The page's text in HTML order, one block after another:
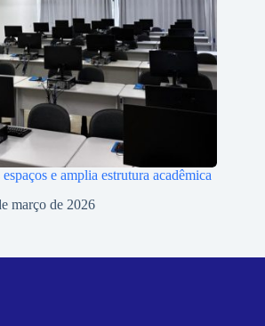
e amplia estrutura acadêmica
março de 2026